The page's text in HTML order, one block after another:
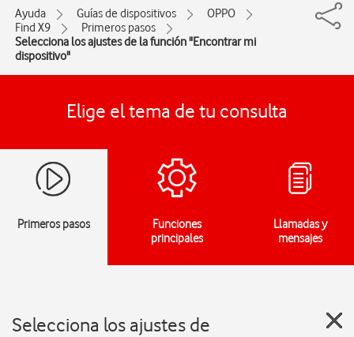
Ayuda Guías de dispositivos
OPPO
Find X9
Primeros pasos
Selecciona los ajustes de la función "Encontrar mi
dispositivo"
Elige el tema de tu consulta
Primeros pasos
Funciones
principales
Llamadas y
mensajes
Selecciona los ajustes de